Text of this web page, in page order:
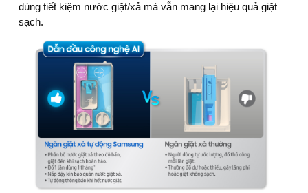
dùng tiết kiệm nước giặt/xả mà vẫn mang lại hiệu quả giặt
sạch.